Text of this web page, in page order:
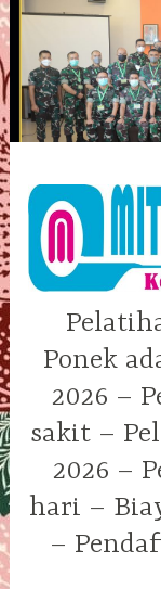
Skip
to
content
Ponek
2026 –
sakit –
2026 –
hari –
–